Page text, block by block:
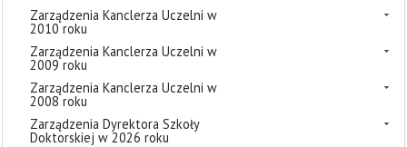
Zarządzenia Kanclerza Uczelni w
2010 roku
Zarządzenia Kanclerza Uczelni w
2009 roku
Zarządzenia Kanclerza Uczelni w
2008 roku
Zarządzenia Dyrektora Szkoły
Doktorskiej w 2026 roku